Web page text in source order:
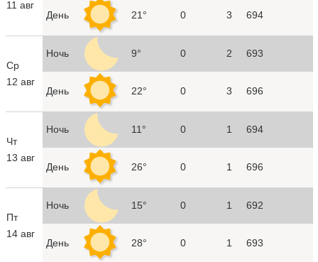
11 авг
День 21° 0 3 694
Ср
12 авг
Ночь 9° 0 2 693
День 22° 0 3 696
Чт
13 авг
Ночь 11° 0 1 694
День 26° 0 1 696
Пт
14 авг
Ночь 15° 0 1 692
День 28° 0 1 693